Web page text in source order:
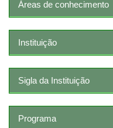
Áreas de conhecimento
Instituição
Sigla da Instituição
Programa